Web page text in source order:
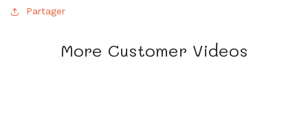
Partager
More Customer Videos